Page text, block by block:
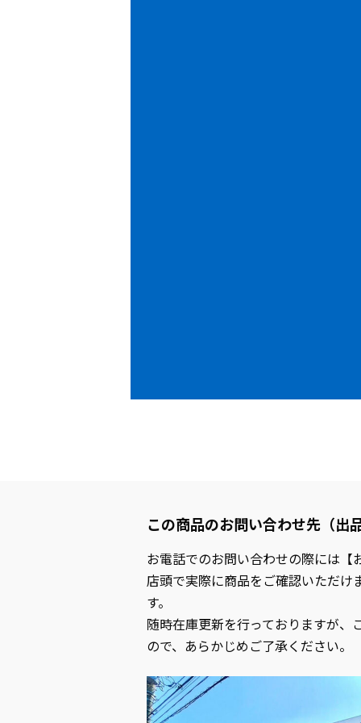
この商品のお問い合わせ先（出品
お電話でのお問い合わせの際には【
店頭で実際に商品をご確認いただけ
す。
随時在庫更新を行っておりますが、
ので、あらかじめご了承ください。